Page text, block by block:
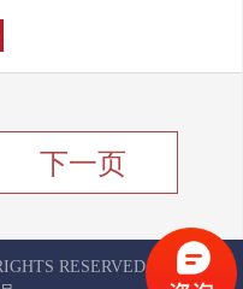
下一页
RESERVED
京ICP备